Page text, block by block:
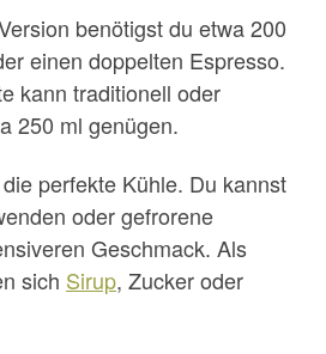
benötigst du etwa 200
einen doppelten Espresso.
kann traditionell oder
250 ml genügen.
perfekte Kühle. Du kannst
oder gefrorene
Geschmack. Als
sich Sirup, Zucker oder